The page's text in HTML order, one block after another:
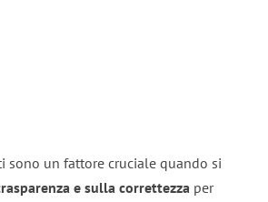
sono un fattore cruciale quando si
e sulla correttezza per